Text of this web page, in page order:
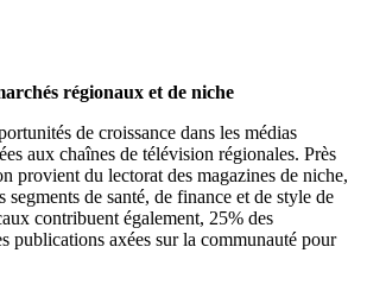
régionaux et de niche
de croissance dans les médias
aux chaînes de télévision régionales. Près
provient du lectorat des magazines de niche,
segments de santé, de finance et de style de
contribuent également, 25% des
publications axées sur la communauté pour